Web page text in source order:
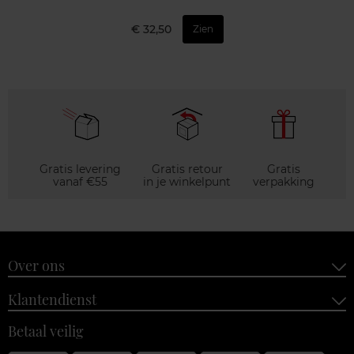
€ 32,50 Zien
Gratis levering
vanaf €55
Gratis retour
in je winkelpunt
Gratis
verpakking
Over ons
Klantendienst
Betaal veilig